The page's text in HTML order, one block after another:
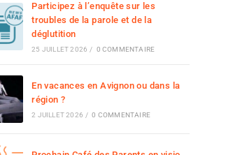
Participez à l’enquête sur les
troubles de la parole et de la
déglutition
25 JUILLET 2026 / 0 COMMENTAIRE
En vacances en Avignon ou dans la
région ?
2 JUILLET 2026 / 0 COMMENTAIRE